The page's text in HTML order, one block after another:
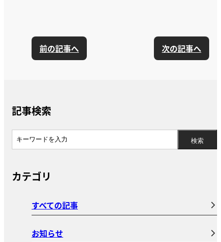
前の記事へ 次の記事へ
記事検索
カテゴリ
すべての記事
お知らせ